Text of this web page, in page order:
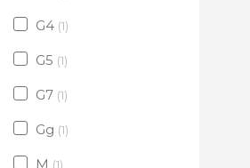
G4 (1)
G5 (1)
G7 (1)
Gg (1)
M (1)